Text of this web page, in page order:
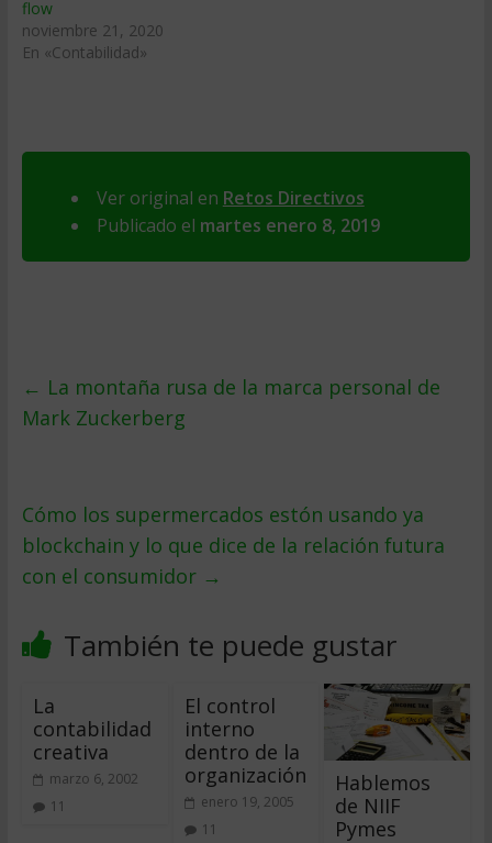
flow
noviembre 21, 2020
En «Contabilidad»
Ver original en Retos Directivos
Publicado el martes enero 8, 2019
← La montaña rusa de la marca personal de
Mark Zuckerberg
Cómo los supermercados estón usando ya
blockchain y lo que dice de la relación futura
con el consumidor →
También te puede gustar
La
contabilidad
creativa
marzo 6, 2002
11
El control
interno
dentro de la
organización
enero 19, 2005
11
Hablemos
de NIIF
Pymes